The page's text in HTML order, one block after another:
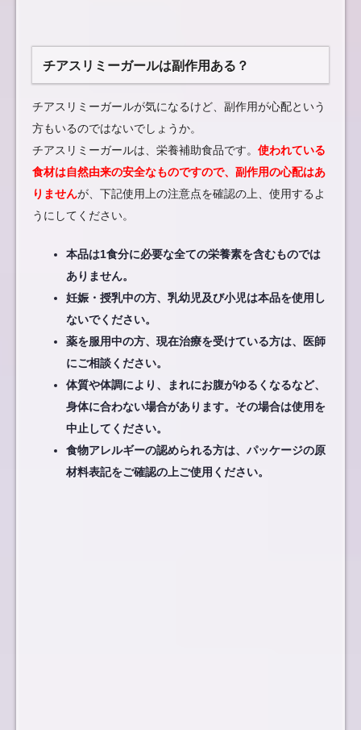
チアスリミーガールは副作用ある？
チアスリミーガールが気になるけど、副作用が心配という
方もいるのではないでしょうか。
チアスリミーガールは、栄養補助食品です。 使われている
食材は自然由来の安全なものですので、副作用の心配はあ
りませんが、下記使用上の注意点を確認の上、使用するよ
うにしてください。
本品は1食分に必要な全ての栄養素を含むものでは
ありません。
妊娠・授乳中の方、乳幼児及び小児は本品を使用し
ないでください。
薬を服用中の方、現在治療を受けている方は、医師
にご相談ください。
体質や体調により、まれにお腹がゆるくなるなど、
身体に合わない場合があります。その場合は使用を
中止してください。
食物アレルギーの認められる方は、パッケージの原
材料表記をご確認の上ご使用ください。